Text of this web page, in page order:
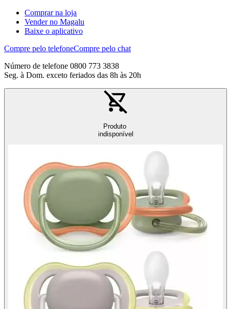
Comprar na loja
Vender no Magalu
Baixe o aplicativo
Compre pelo telefoneCompre pelo chat
Número de telefone 0800 773 3838
Seg. à Dom. exceto feriados das 8h às 20h
Produto
indisponível